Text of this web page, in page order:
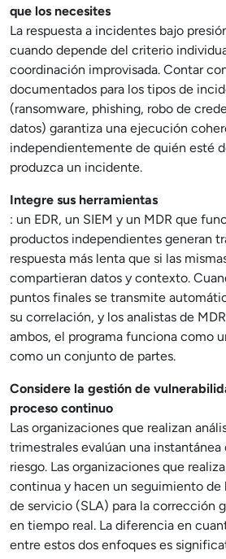
que los necesites
La respuesta a incidentes bajo
cuando depende del criterio
coordinación improvisada. Contar
documentados para los tipos de
(ransomware, phishing, robo de
datos) garantiza una ejecución
independientemente de quién esté
produzca un incidente.
Integre sus herramientas
: un EDR, un SIEM y un MDR que
productos independientes generan
respuesta más lenta que si las
compartieran datos y contexto.
puntos finales se transmite
su correlación, y los analistas de
ambos, el programa funciona como
como un conjunto de partes.
Considere la gestión de
proceso continuo
Las organizaciones que realizan
trimestrales evalúan una
riesgo. Las organizaciones que
continua y hacen un seguimiento de
de servicio (SLA) para la corrección
en tiempo real. La diferencia en
entre estos dos enfoques es